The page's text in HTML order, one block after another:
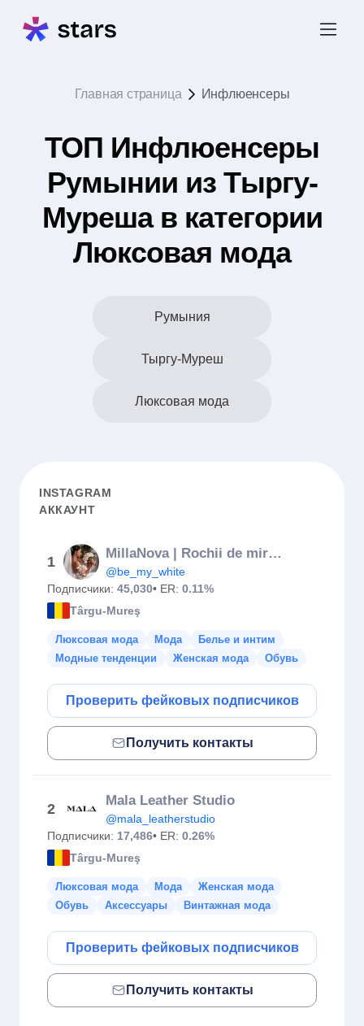
Главная страница Инфлюенсеры
ТОП Инфлюенсеры
Румынии из Тыргу-
Муреша в категории
Люксовая мода
Румыния
Тыргу-Муреш
Люксовая мода
INSTAGRAM
АККАУНТ
1
MillaNova | Rochii de mireasa |be my white THE WEDDING HOUSE
@be_my_white
Подписчики: 45,030• ER: 0.11%
Târgu-Mureş
Люксовая мода Мода
Белье и интим
Модные тенденции
Женская мода Обувь
Проверить фейковых подписчиков
Получить контакты
2
Mala Leather Studio
@mala_leatherstudio
Подписчики: 17,486• ER: 0.26%
Târgu-Mureş
Люксовая мода Мода
Женская мода
Обувь
Аксессуары Винтажная мода
Проверить фейковых подписчиков
Получить контакты